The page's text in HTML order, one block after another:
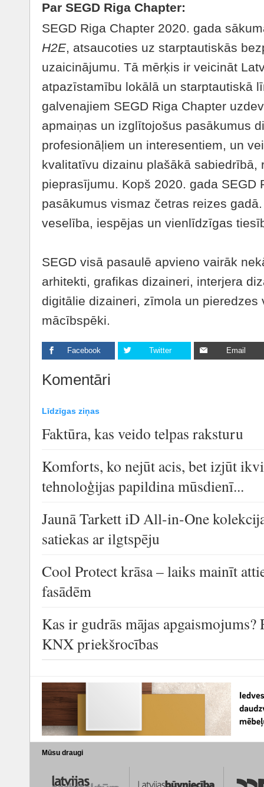
Par SEGD Riga Chapter:
SEGD Riga Chapter 2020. gada
H2E, atsaucoties uz starptautiskās
uzaicinājumu. Tā mērķis ir veicināt
atpazīstamību lokālā un starptautiskā
galvenajiem SEGD Riga Chapter
apmaiņas un izglītojošus pasākumus
profesionāļiem un interesentiem, un
kvalitatīvu dizainu plašākā sabiedrībā,
pieprasījumu. Kopš 2020. gada SEGD
pasākumus vismaz četras reizes
veselība, iespējas un vienlīdzīgas
SEGD visā pasaulē apvieno vairāk
arhitekti, grafikas dizaineri, interjera
digitālie dizaineri, zīmola un pieredzes
mācībspēki.
Facebook Twitter Email
Komentāri
Līdzīgas ziņas
Faktūra, kas veido telpas raksturu
Komforts, ko nejūt acis, bet izjūt
tehnoloģijas papildina mūsdienī...
Jaunā Tarkett iD All-in-One
satiekas ar ilgtspēju
Cool Protect krāsa – laiks mainīt
fasādēm
Kas ir gudrās mājas
KNX priekšrocības
Mūsu draugi